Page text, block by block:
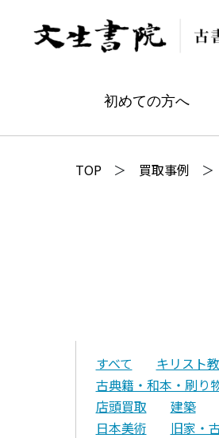
初めての方へ
TOP 買取事例
すべて キリスト教
古典籍・和本・刷り
店頭買取
建築
日本美術
旧家・